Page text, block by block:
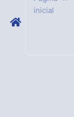
inicial